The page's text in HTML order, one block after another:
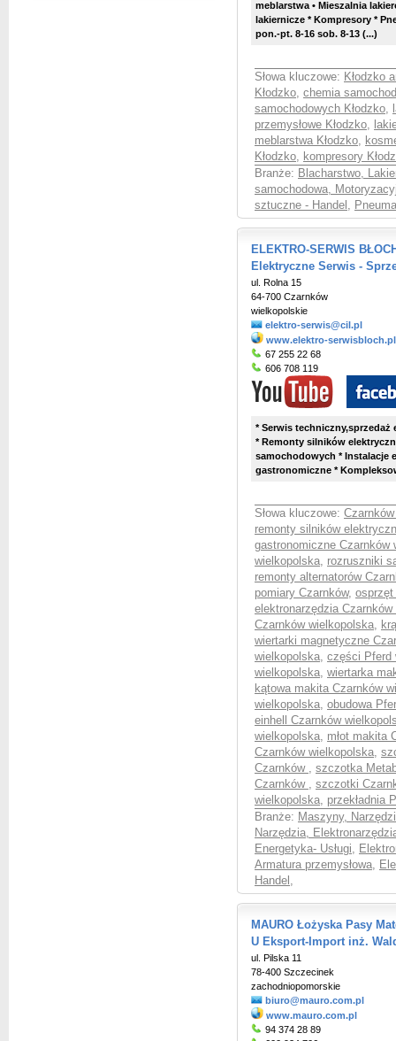
meblarstwa • Mieszalnia
lakiernicze * Kompresory *
pon.-pt. 8-16 sob. 8-13 (...)
Słowa kluczowe: Kłodzko
Kłodzko, chemia
samochodowych Kłodzko,
przemysłowe Kłodzko,
meblarstwa Kłodzko,
Kłodzko, kompresory
Branże: Blacharstwo,
samochodowa,
sztuczne - Handel ,
ELEKTRO-SERWIS
Elektryczne Serwis -
ul. Rolna 15
64-700 Czarnków
wielkopolskie
elektro-serwis@cil.pl
www.elektro-serwisbloch.pl
67 255 22 68
606 708 119
* Serwis
* Remonty silników
samochodowych * Instalacje
gastronomiczne *
Słowa kluczowe:
remonty silników
gastronomiczne Czarnków
wielkopolska, rozruszniki
remonty alternatorów
pomiary Czarnków, osprzęt
elektronarzędzia
Czarnków wielkopolska,
wiertarki magnetyczne
wielkopolska, części Pferd
wielkopolska, wiertarka
kątowa makita Czarnków
wielkopolska, obudowa
einhell Czarnków
wielkopolska, młot makita
Czarnków wielkopolska,
Czarnków , szczotka
Czarnków , szczotki
wielkopolska, przekładnia
Branże: Maszyny,
Narzędzia,
Energetyka- Usługi,
Armatura przemysłowa,
Handel ,
MAURO Łożyska Pasy
U Eksport-Import inż.
ul. Pilska 11
78-400 Szczecinek
zachodniopomorskie
biuro@mauro.com.pl
www.mauro.com.pl
94 374 28 89